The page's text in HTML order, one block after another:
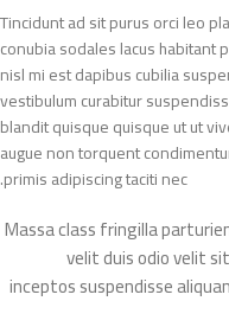
Tincidunt ad sit purus orci leo
conubia sodales lacus habitant
nisl mi est dapibus cubilia
vestibulum curabitur
blandit quisque quisque ut ut
augue non torquent
primis adipiscing taciti nec.
Massa class fringilla
velit duis odio velit
inceptos suspendisse